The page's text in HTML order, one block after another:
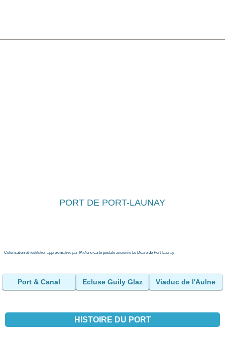
PORT DE PORT-LAUNAY
Colorisation et restitution approximative par IA d'une carte postale ancienne Le Doaré de Port-Launay
Port & Canal Ecluse Guily Glaz Viaduc de l'Aulne
HISTOIRE DU PORT